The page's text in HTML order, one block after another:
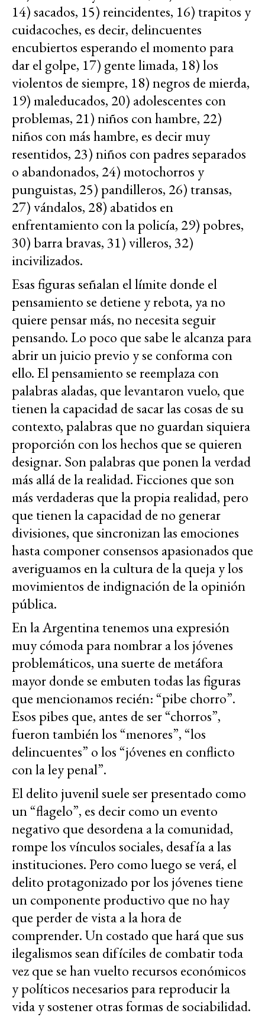
14) sacados, 15) reincidentes, 16) trapitos y
cuidacoches, es decir, delincuentes
encubiertos esperando el momento para
dar el golpe, 17) gente limada, 18) los
violentos de siempre, 18) negros de mierda,
19) maleducados, 20) adolescentes con
problemas, 21) niños con hambre, 22)
niños con más hambre, es decir muy
resentidos, 23) niños con padres separados
o abandonados, 24) motochorros y
punguistas, 25) pandilleros, 26) transas,
27) vándalos, 28) abatidos en
enfrentamiento con la policía, 29) pobres,
30) barra bravas, 31) villeros, 32)
incivilizados.
Esas figuras señalan el límite donde el
pensamiento se detiene y rebota, ya no
quiere pensar más, no necesita seguir
pensando. Lo poco que sabe le alcanza para
abrir un juicio previo y se conforma con
ello. El pensamiento se reemplaza con
palabras aladas, que levantaron vuelo, que
tienen la capacidad de sacar las cosas de su
contexto, palabras que no guardan siquiera
proporción con los hechos que se quieren
designar. Son palabras que ponen la verdad
más allá de la realidad. Ficciones que son
más verdaderas que la propia realidad, pero
que tienen la capacidad de no generar
divisiones, que sincronizan las emociones
hasta componer consensos apasionados que
averiguamos en la cultura de la queja y los
movimientos de indignación de la opinión
pública.
En la Argentina tenemos una expresión
muy cómoda para nombrar a los jóvenes
problemáticos, una suerte de metáfora
mayor donde se embuten todas las figuras
que mencionamos recién: “pibe chorro”.
Esos pibes que, antes de ser “chorros”,
fueron también los “menores”, “los
delincuentes” o los “jóvenes en conflicto
con la ley penal”.
El delito juvenil suele ser presentado como
un “flagelo”, es decir como un evento
negativo que desordena a la comunidad,
rompe los vínculos sociales, desafía a las
instituciones. Pero como luego se verá, el
delito protagonizado por los jóvenes tiene
un componente productivo que no hay
que perder de vista a la hora de
comprender. Un costado que hará que sus
ilegalismos sean difíciles de combatir toda
vez que se han vuelto recursos económicos
y políticos necesarios para reproducir la
vida y sostener otras formas de sociabilidad.